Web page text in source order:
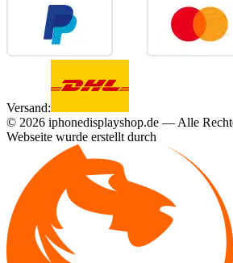
Versand:
© 2026 iphonedisplayshop.de — Alle
Webseite wurde erstellt durch